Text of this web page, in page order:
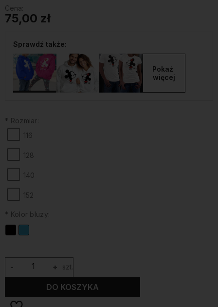
Cena:
75,00 zł
Sprawdź także:
Pokaż
więcej
* Rozmiar:
116
128
140
152
* Kolor bluzy:
+
- szt.
DO KOSZYKA